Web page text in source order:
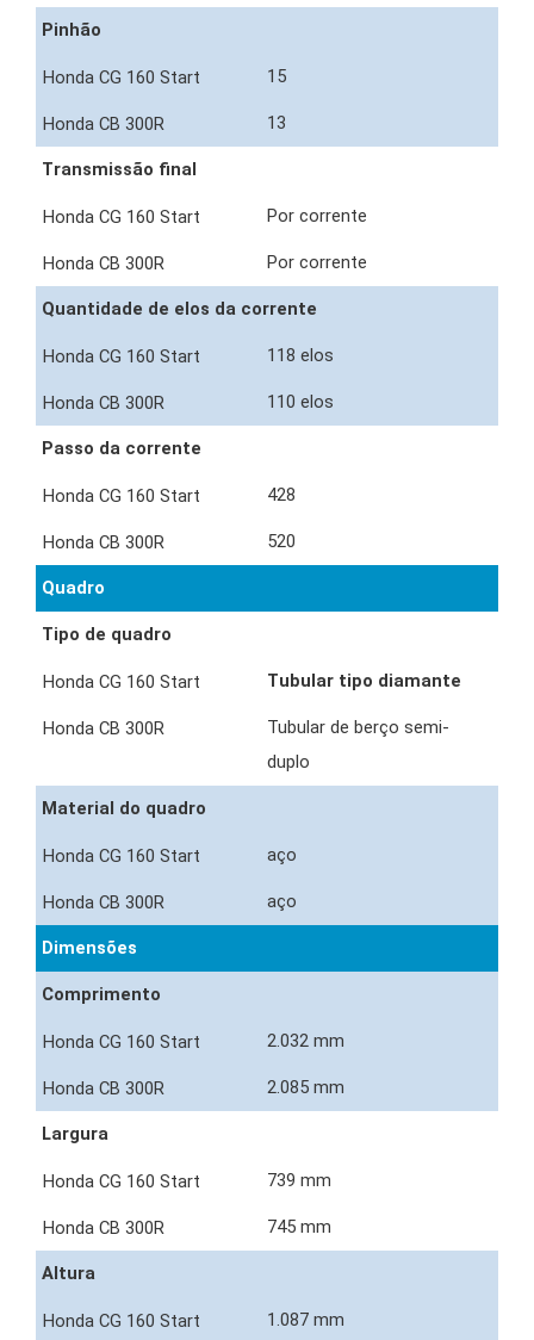
Pinhão
15
13
Transmissão final
Por corrente
Por corrente
Quantidade de elos da corrente
118 elos
110 elos
Passo da corrente
428
520
Quadro
Tipo de quadro
Tubular tipo diamante
Tubular de berço semi-
duplo
Material do quadro
aço
aço
Dimensões
Comprimento
2.032 mm
2.085 mm
Largura
739 mm
745 mm
Altura
1.087 mm